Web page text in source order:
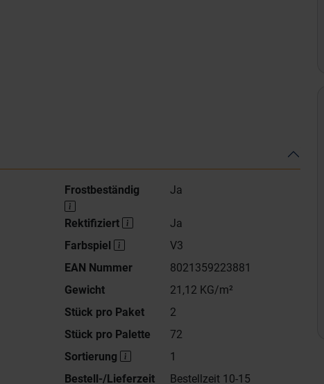
Frostbeständig Ja
Rektifiziert
Ja
Farbspiel
V3
EAN Nummer
8021359223881
Gewicht
21,12 KG/m²
Stück pro Paket
2
Stück pro Palette
72
Sortierung
1
Bestell-/Lieferzeit
Bestellzeit 10-15